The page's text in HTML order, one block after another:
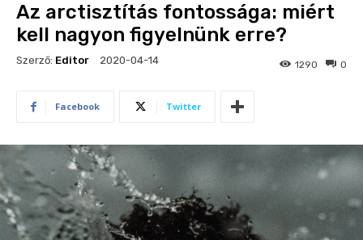
Az arctisztítás fontossága: miért
kell nagyon figyelnünk erre?
Szerző: Editor 2020-04-14 0
1290
Facebook Twitter